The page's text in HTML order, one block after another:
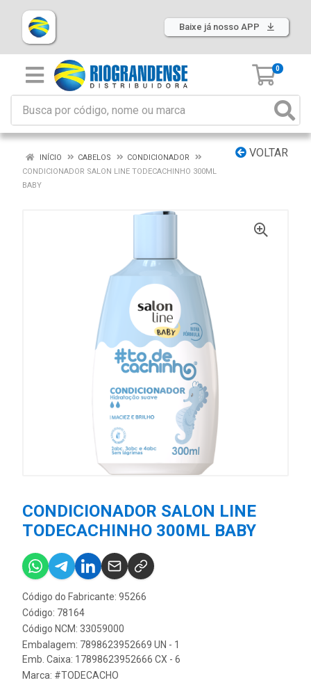
Baixe já nosso APP
0
VOLTAR
INÍCIO CABELOS
CONDICIONADOR
CONDICIONADOR SALON LINE TODECACHINHO 300ML
BABY
CONDICIONADOR SALON LINE
TODECACHINHO 300ML BABY
Código do Fabricante: 95266
Código: 78164
Código NCM: 33059000
Embalagem: 7898623952669 UN - 1
Emb. Caixa: 17898623952666 CX - 6
Marca: #TODECACHO